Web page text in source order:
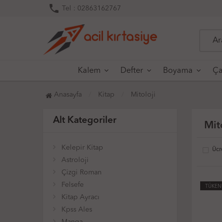
phone Tel : 02863162767
Kalem Defter Boyama
Anasayfa Kitap Mitoloji
Alt Kategoriler
Kelepir Kitap
Astroloji
Çizgi Roman
Felsefe
Kitap Ayracı
Kpss Ales